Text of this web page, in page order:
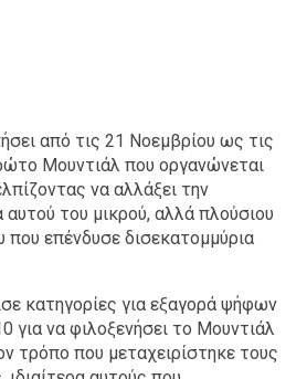
από τις 21 Νοεμβρίου ως τις
Μουντιάλ που οργανώνεται
να αλλάξει την
αυτού του μικρού, αλλά πλούσιου
που επένδυσε δισεκατομμύρια
κατηγορίες για εξαγορά ψήφων
για να φιλοξενήσει το Μουντιάλ
τρόπο που μεταχειρίστηκε τους